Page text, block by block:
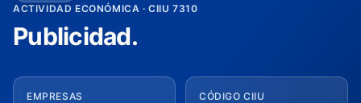
ACTIVIDAD ECONÓMICA · CIIU 7310
Publicidad.
EMPRESAS CÓDIGO CIIU